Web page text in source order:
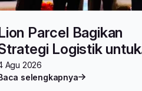
Parcel Bagikan
Logistik untuk
di Toco Academy
Agu 2026
selengkapnya